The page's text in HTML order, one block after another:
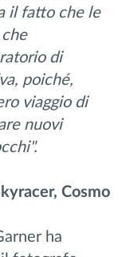
il fatto che le
di
poiché,
viaggio di
nuovi
Cosmo
ha